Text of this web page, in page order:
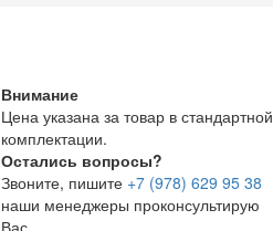
Внимание
Цена указана за товар в стандартной
комплектации.
Остались вопросы?
Звоните, пишите +7 (978) 629 95 38
наши менеджеры проконсультирую